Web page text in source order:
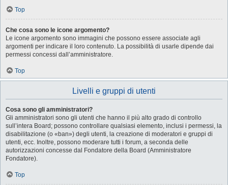
Top
Che cosa sono le icone argomento?
Le icone argomento sono immagini che possono essere associate agli
argomenti per indicare il loro contenuto. La possibilità di usarle dipende dai
permessi concessi dall’amministratore.
Top
Livelli e gruppi di utenti
Cosa sono gli amministratori?
Gli amministratori sono gli utenti che hanno il più alto grado di controllo
sull’intera Board; possono controllare qualsiasi elemento, inclusi i permessi, la
disabilitazione (o «ban») degli utenti, la creazione di moderatori e gruppi di
utenti, ecc. Inoltre, possono moderare tutti i forum, a seconda delle
autorizzazioni concesse dal Fondatore della Board (Amministratore
Fondatore).
Top